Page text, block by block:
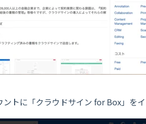
ントに「クラウドサイン for Box」をイ